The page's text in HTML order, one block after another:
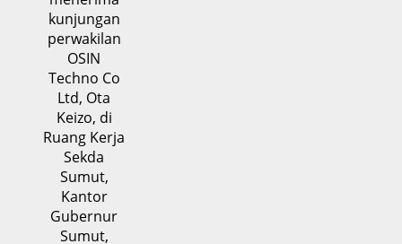
kunjungan
perwakilan
OSIN
Techno Co
Ltd, Ota
Keizo, di
Ruang Kerja
Sekda
Sumut,
Kantor
Gubernur
Sumut,